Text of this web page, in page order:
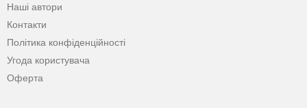
Наші автори
Контакти
Політика конфіденційності
Угода користувача
Оферта